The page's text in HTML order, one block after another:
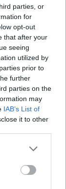
parties, or
for
opt-out
that after your
seeing
utilized by
prior to
further
parties on the
may
IAB’s List of
it to other
01